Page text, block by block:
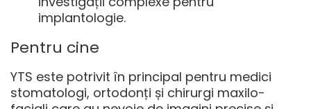
implantologie.
Pentru cine
YTS este potrivit în principal pentru medici
stomatologi, ortodonți și chirurgi maxilo-